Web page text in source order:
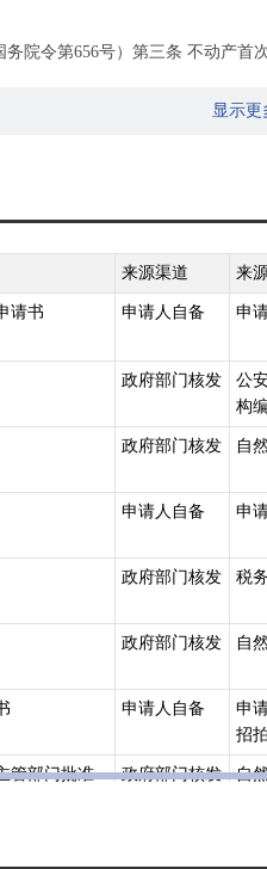
院令第656号）第三条 不动产
登记的其他不动产权利。
，并接受上级人民政府不动产登记
的县级人民政府不动产登记机
跨县级行政区域的不动产登记机
上一级人民政府不动产登记主管
林木和林地,国务院批准项目用
、名称、身份证明类型或者身份
权顺位发生变化的；（六）最高
。
定空间以及码头、油库等其他建
因下列情形发生变更的，当事人可
型或者身份证明号码发生变化的
显示更
来源渠道 来
请书 申请人自备 申
政府部门核发
公
构
政府部门核发 自
申请人自备 申
政府部门核发 税
政府部门核发 自
申请人自备
申
招
管部门批准
政府部门核发 自